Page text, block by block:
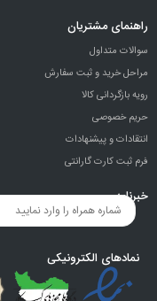
راهنمای مشتریان
سوالات متداول
مراحل خرید و ثبت سفارش
رویه بازگردانی کالا
حریم خصوصی
انتقادات و پيشنهادات
فرم ثبت کارت گارانتی
خبرنامه
نمادهای الکترونیکی